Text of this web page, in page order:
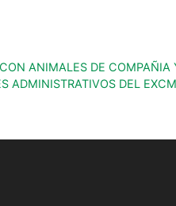
ANIMALES DE
ADMINISTRATIVOS DEL